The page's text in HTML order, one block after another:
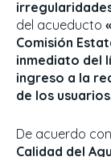
del acueducto
Comisión
inmediato del
ingreso a la
de los
De acuerdo
Calidad del